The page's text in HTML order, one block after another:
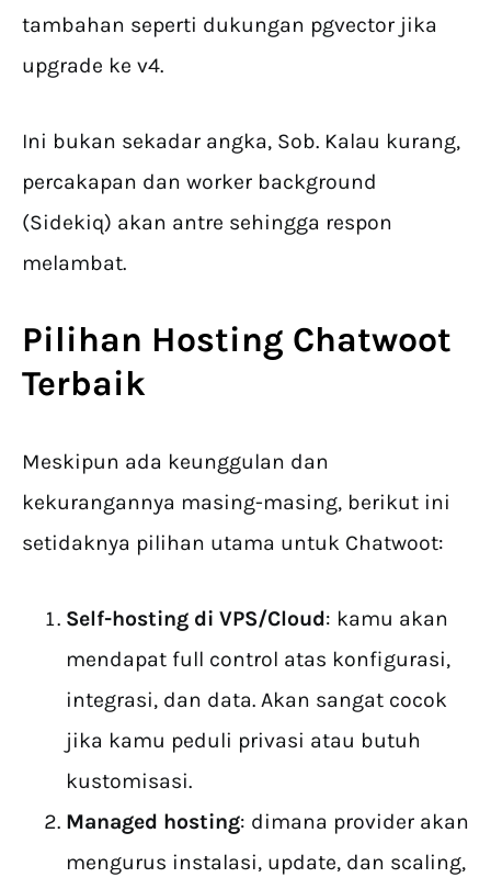
tambahan seperti dukungan pgvector jika
upgrade ke v4.
Ini bukan sekadar angka, Sob. Kalau kurang,
percakapan dan worker background
(Sidekiq) akan antre sehingga respon
melambat.
Pilihan Hosting Chatwoot
Terbaik
Meskipun ada keunggulan dan
kekurangannya masing-masing, berikut ini
setidaknya pilihan utama untuk Chatwoot:
Self-hosting di VPS/Cloud: kamu akan
mendapat full control atas konfigurasi,
integrasi, dan data. Akan sangat cocok
jika kamu peduli privasi atau butuh
kustomisasi.
Managed hosting: dimana provider akan
mengurus instalasi, update, dan scaling,